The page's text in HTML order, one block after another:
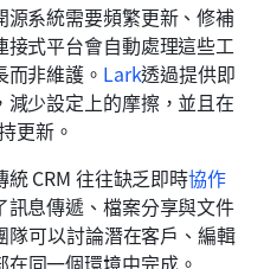
源系統需要頻繁更新、修補
式平台會自動處理這些工
非維護。 Lark透過提供即
減少設定上的摩擦，並且在
更新。
統 CRM 往往缺乏即時協作
息傳遞、檔案分享與文件
隊可以討論潛在客戶、編輯
同一個環境中完成。